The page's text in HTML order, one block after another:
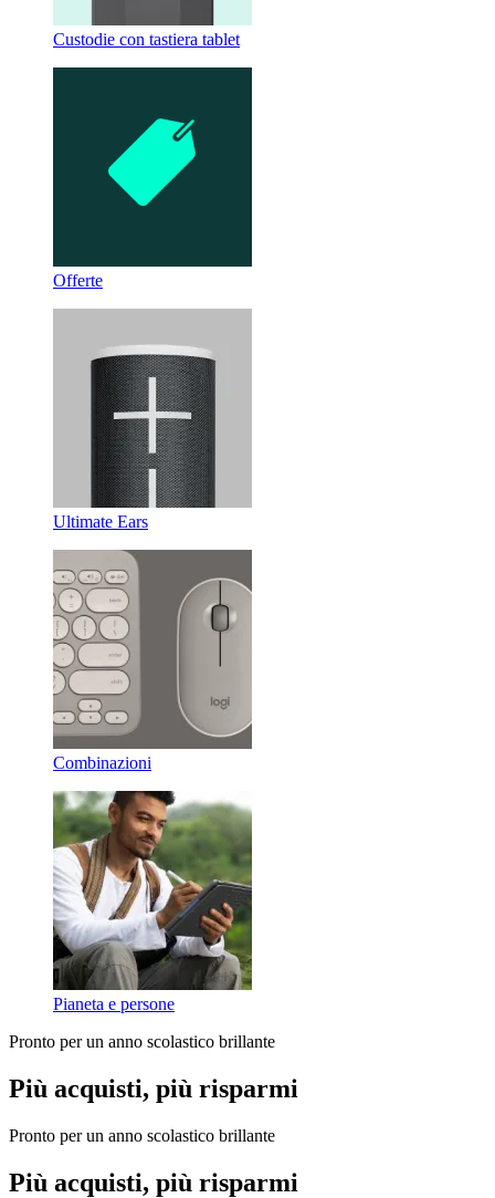
Custodie con tastiera tablet
Offerte
Ultimate Ears
Combinazioni
Pianeta e persone
Pronto per un anno scolastico brillante
Più acquisti, più risparmi
Pronto per un anno scolastico brillante
Più acquisti, più risparmi